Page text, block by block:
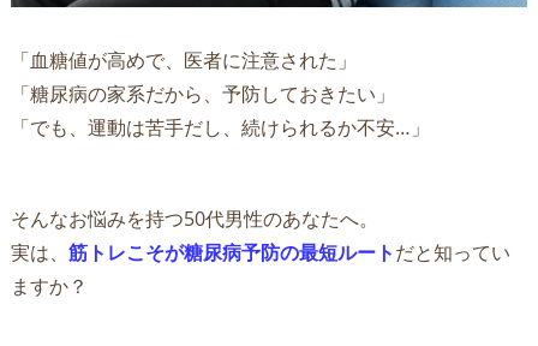
「血糖値が高めで、医者に注意された」
「糖尿病の家系だから、予防しておきたい」
「でも、運動は苦手だし、続けられるか不安…」
そんなお悩みを持つ50代男性のあなたへ。
実は、 筋トレこそが糖尿病予防の最短ルートだと知ってい
ますか？